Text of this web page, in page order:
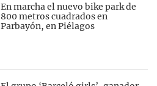
En marcha el nuevo bike park de
800 metros cuadrados en
Parbayón, en Piélagos